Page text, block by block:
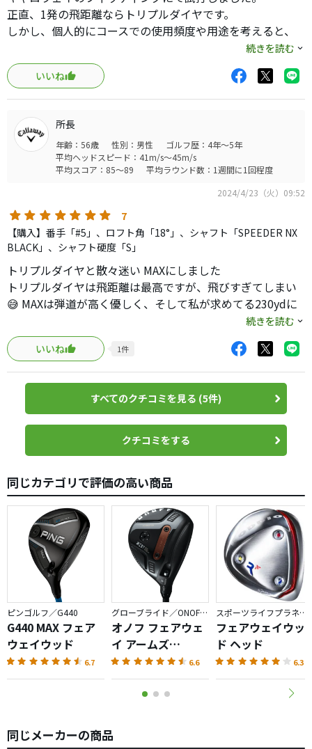
正直、1発の飛距離ならトリプルダイヤです。
しかし、個人的にコースでの使用頻度や用途を考えると、
飛距離も去ることながら、方向性、安定性の方が重要だっ
たので、買うならMAXです。
シャフトも色々試打しましたが、
球を拾うのが苦手なら、NX BLACKはとてもいい仕事をしま
す。
楽に振れるので、捨て難いのですが、
全体的にセッティングが元調子寄りなので、
テンセイ、ベンタスなど種々試打した後に、
フィッターの方に渡されたのが純正のSでしたが、
驚くほど打ちやすく、「あ、これだな。」とすぐなりまし
た。
さらに意外だったのが、50g台のシャフトだったのですが、
ドライバーが60g台のプレイヤーでも、用途が違うので、
3Wを軽くすることはアリだそうです。
純正なので、マークダウンしたらコースで試してみようと
思っています。
続きを読む
いいね
所長
年齢：56歳 性別：男性
ゴルフ歴：4年～5年
平均ヘッドスピード：41m/s～45m/s
平均スコア：85～89
平均ラウンド数：1週間に1回程度
2024/4/23（火）09:52
7
【購入】番手「#5」、ロフト角「18°」、シャフト「SPEEDER NX
BLACK」、シャフト硬度「S」
トリプルダイヤと散々迷い MAXにしました
トリプルダイヤは飛距離は最高ですが、飛びすぎてしまい
😅 MAXは弾道が高く優しく、そして私が求めてる230ydに
ドローもフェードも打ち分けられ普通に打ったら少しフェ
ードバイアス
顔も気に入り、ヘッドは少し大きく感じるので安心感満載
NXブラックが少し柔らかくかんじたのでシャフトをコンマ
5自分でカットし 求める形になりました
打感も柔らかさの中に少し弾き感があり打音共に良き相棒
続きを読む
いいね
1件
すべてのクチコミを見る (5件)
クチコミをする
同じカテゴリで評価の高い商品
ピンゴルフ／G440
G440 MAX フェア
ウェイウッド
6.7
グローブライド／ONOFF AKA
オノフ フェアウェ
イ アームズ
AKA（2026）
6.6
スポーツライフプラネッツ／RODDIO
フェアウェイウッ
ド ヘッド
6.3
同じメーカーの商品